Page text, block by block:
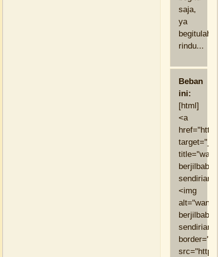
saja,
ya
begitulah
rindu...
Beban
ini:
[html]
<a
berjilbab
<img
alt="wanita
berjilbab
sendirian"
border="0"